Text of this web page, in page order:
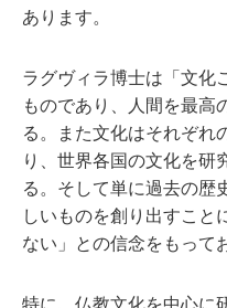
あります。
ラグヴィラ博士は「文化
ものであり、人間を最高
る。また文化はそれぞれ
り、世界各国の文化を研
る。そして単に過去の歴
しいものを創り出すこと
ない」との信念をもって
特に、仏教文化を中心に